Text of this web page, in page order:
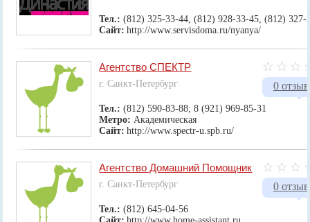
Тел.:(812) 325-33-44, (812) 928-33-45, (812) 327-
Сайт: http://www.servisdoma.ru/nyanya/
0
Агентство СПЕКТР
г. Санкт-Петербург
Тел.:(812) 590-83-88; 8 (921) 969-85-31
Метро:Академическая
Сайт: http://www.spectr-u.spb.ru/
0
Агентство Домашний Помощник
г. Санкт-Петербург
Тел.:(812) 645-04-56